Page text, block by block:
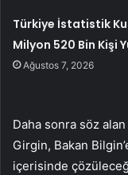
Türkiye İstatistik
Milyon 520 Bin Kişi
Ağustos 7, 2026
Daha sonra söz
Girgin, Bakan
içerisinde